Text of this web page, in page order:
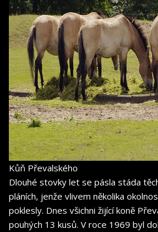
Kůň Převalského
Dlouhé stovky let se pásla stáda
pláních, jenže vlivem několika
poklesly. Dnes všichni žijící koně
pouhých 13 kusů. V roce 1969 byl